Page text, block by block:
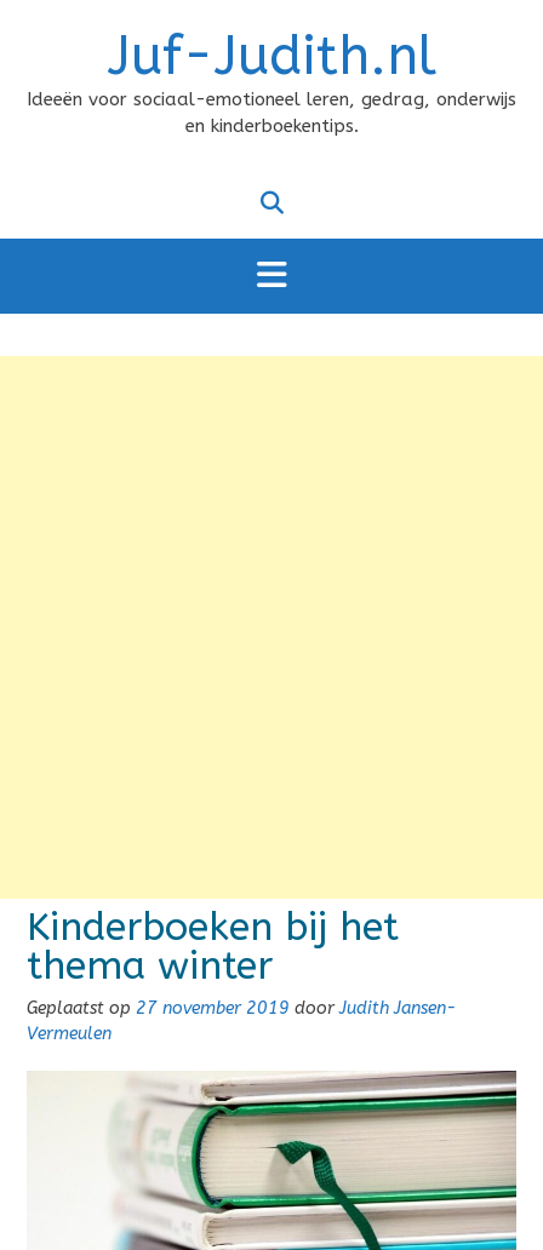
Juf-Judith.nl
Ideeën voor sociaal-emotioneel leren, gedrag, onderwijs
en kinderboekentips.
Kinderboeken bij het
thema winter
Geplaatst op 27 november 2019 doorJudith Jansen-
Vermeulen